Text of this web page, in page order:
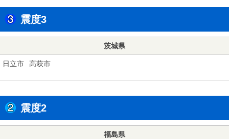
震度3
茨城県
日立市 高萩市
震度2
福島県